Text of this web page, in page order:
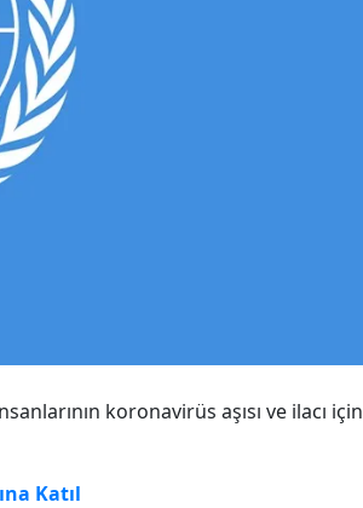
koronavirüs aşısı ve ilacı için
Katıl